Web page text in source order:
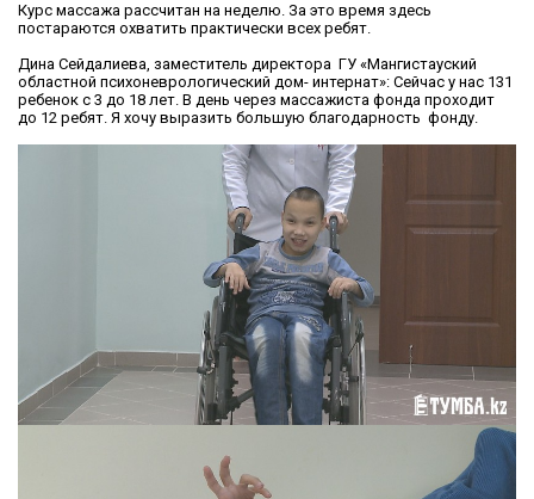
Курс массажа рассчитан на неделю. За это время здесь
постараются охватить практически всех ребят.
Дина Сейдалиева, заместитель директора ГУ «Мангистауский
областной психоневрологический дом- интернат»: Сейчас у нас 131
ребенок с 3 до 18 лет. В день через массажиста фонда проходит
до 12 ребят. Я хочу выразить большую благодарность фонду.